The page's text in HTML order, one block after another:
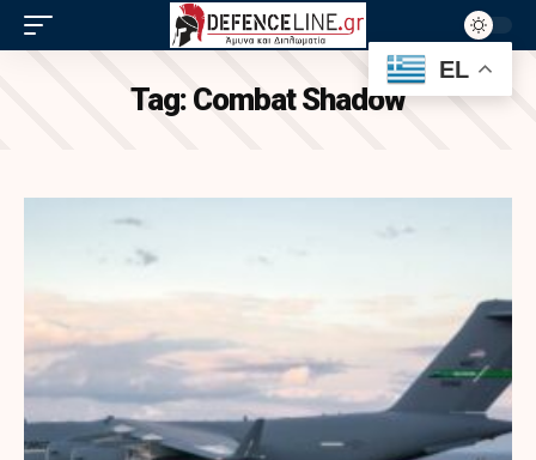
Tag: Combat Shadow
EL